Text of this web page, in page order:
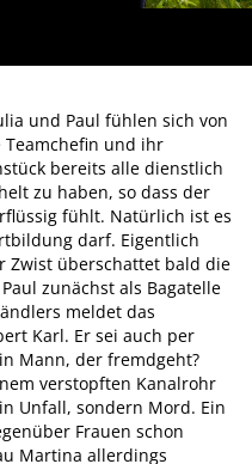
und Paul fühlen sich von
Teamchefin und ihr
bereits alle dienstlich
zu haben, so dass der
fühlt. Natürlich ist es
darf. Eigentlich
Zwist überschattet bald die
zunächst als Bagatelle
meldet das
Karl. Er sei auch per
Mann, der fremdgeht?
verstopften Kanalrohr
Unfall, sondern Mord. Ein
Frauen schon
Martina allerdings